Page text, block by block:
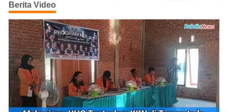
Berita Video